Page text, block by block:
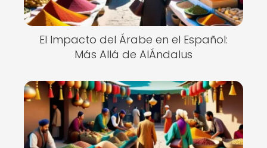
El Impacto del Árabe en el Español:
Más Allá de AlÁndalus